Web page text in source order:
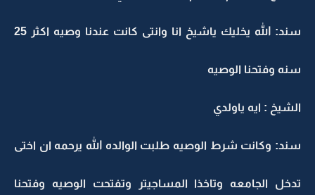
سند: الله يخليك ياشيخ انا وانتى كانت عندنا وصيه اكثر 25
سنه وفتحنا الوصيه
الشيخ : ايه ياولدي
سند: وكانت شرط الوصيه طلبت الوالده الله يرحمه ان اختى
تدخل الجامعه وتاخذا المساجيتر وتفتحت الوصيه وفتحنا